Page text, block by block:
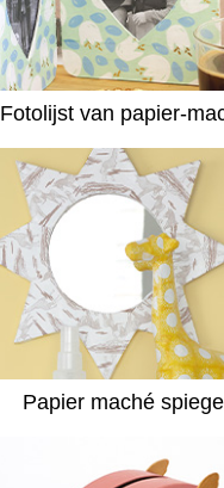
Fotolijst van papier-
Papier maché spiegel